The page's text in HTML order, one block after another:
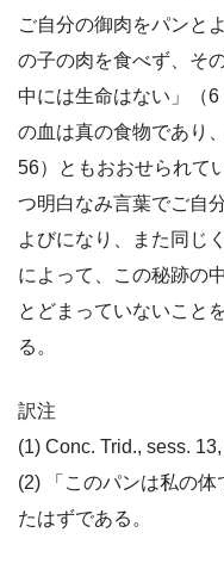
ご自分の御肉をパンと
の子の肉を食べず、そ
中には生命はない」（
の血は真の食物であり
56）ともおおせられて
つ明白なみ言葉でご自
よびになり、また同じ
によって、この秘跡の
とどまっていないこと
る。
訳注
(1) Conc. Trid., sess.
(2) 「このパンは私の
たはずである。